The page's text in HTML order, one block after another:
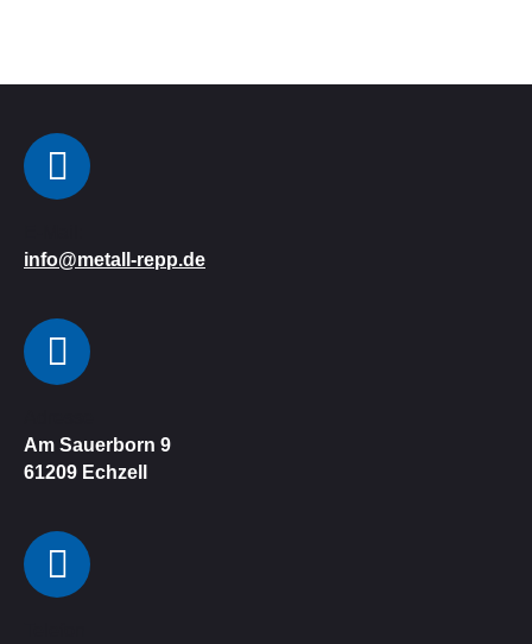
info@metall-repp.de
Am Sauerborn 9
61209 Echzell